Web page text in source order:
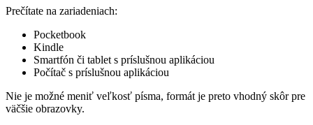
Prečítate na zariadeniach:
Pocketbook
Kindle
Smartfón či tablet s príslušnou aplikáciou
Počítač s príslušnou aplikáciou
Nie je možné meniť veľkosť písma, formát je preto vhodný skôr pre
väčšie obrazovky.